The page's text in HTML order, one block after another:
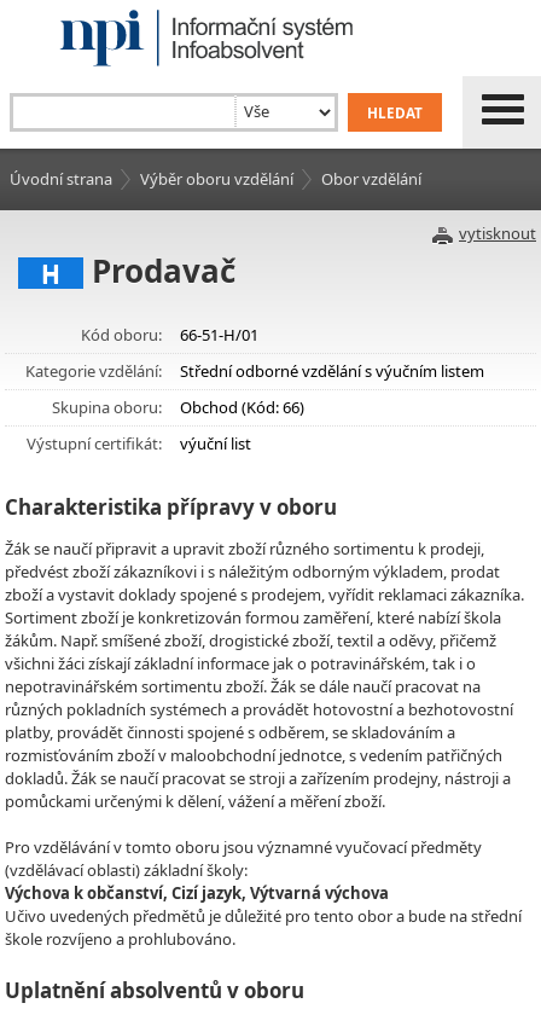
Úvodní strana Výběr oboru vzdělání Obor vzdělání
vytisknout
H Prodavač
Kód oboru:
66-51-H/01
Kategorie vzdělání:
Střední odborné vzdělání s výučním listem
Skupina oboru:
Obchod (Kód: 66)
Výstupní certifikát:
výuční list
Charakteristika přípravy v oboru
Žák se naučí připravit a upravit zboží různého sortimentu k prodeji,
předvést zboží zákazníkovi i s náležitým odborným výkladem, prodat
zboží a vystavit doklady spojené s prodejem, vyřídit reklamaci zákazníka.
Sortiment zboží je konkretizován formou zaměření, které nabízí škola
žákům. Např. smíšené zboží, drogistické zboží, textil a oděvy, přičemž
všichni žáci získají základní informace jak o potravinářském, tak i o
nepotravinářském sortimentu zboží. Žák se dále naučí pracovat na
různých pokladních systémech a provádět hotovostní a bezhotovostní
platby, provádět činnosti spojené s odběrem, se skladováním a
rozmisťováním zboží v maloobchodní jednotce, s vedením patřičných
dokladů. Žák se naučí pracovat se stroji a zařízením prodejny, nástroji a
pomůckami určenými k dělení, vážení a měření zboží.
Pro vzdělávání v tomto oboru jsou významné vyučovací předměty
(vzdělávací oblasti) základní školy:
Výchova k občanství, Cizí jazyk, Výtvarná výchova
Učivo uvedených předmětů je důležité pro tento obor a bude na střední
škole rozvíjeno a prohlubováno.
Uplatnění absolventů v oboru